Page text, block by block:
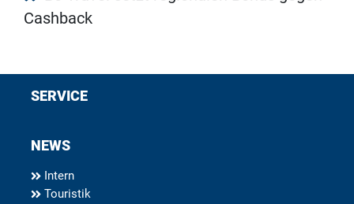
Cashback
SERVICE
NEWS
Intern
Touristik